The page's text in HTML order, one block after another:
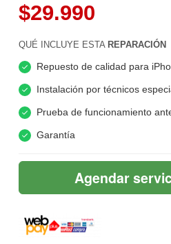
$29.990
QUÉ INCLUYE ESTA REPARACIÓN
Repuesto de calidad para
Instalación por técnicos
Prueba de funcionamiento
Garantía
Agendar